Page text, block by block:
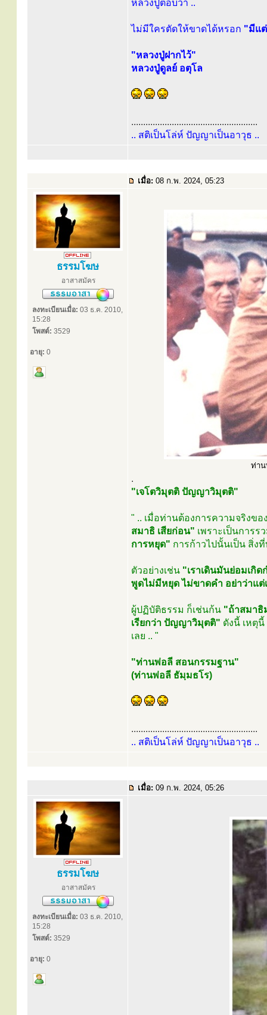
หลวงปู่ตอบว่า ..
ไม่มีใครตัดให้ขาดได้หรอก "มีแ
"หลวงปู่ฝากไว้"
หลวงปู่ดูลย์ อตุโล
.....................................................
.. สติเป็นโล่ห์ ปัญญาเป็นอาวุธ ..
เมื่อ: 08 ก.พ. 2024, 05:23
ธรรมโฆษ
อาสาสมัคร
ลงทะเบียนเมื่อ: 03 ธ.ค. 2010,
15:28
โพสต์: 3529
อายุ: 0
ท่าน
.
"เจโตวิมุตติ ปัญญาวิมุตติ"
" .. เมื่อท่านต้องการความจริงข
สมาธิ เสียก่อน" เพราะเป็นการ
การหยุด" การก้าวไปนั้นเป็น สิ่งที่
ตัวอย่างเช่น "เราเดินมันย่อมเกิ
พูดไม่มีหยุด ไม่ขาดคำ อย่าว่าแ
ผู้ปฏิบัติธรรม ก็เช่นก้น "ถ้าสมาธิ
เรียกว่า ปัญญาวิมุตติ" ดังนี้ เหตุ
เลย .. "
"ท่านพ่อลี สอนกรรมฐาน"
(ท่านพ่อลี ธัมฺมธโร)
.....................................................
.. สติเป็นโล่ห์ ปัญญาเป็นอาวุธ ..
เมื่อ: 09 ก.พ. 2024, 05:26
ธรรมโฆษ
อาสาสมัคร
ลงทะเบียนเมื่อ: 03 ธ.ค. 2010,
15:28
โพสต์: 3529
อายุ: 0